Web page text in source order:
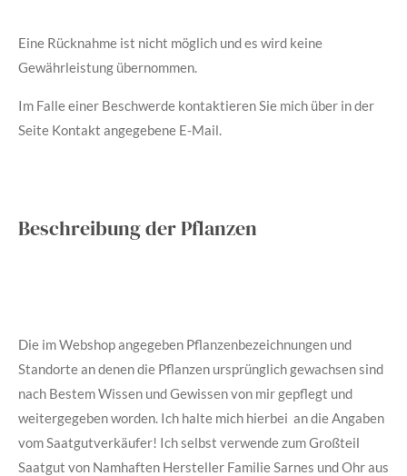
Eine Rücknahme ist nicht möglich und es wird keine
Gewährleistung übernommen.
Im Falle einer Beschwerde kontaktieren Sie mich über in der
Seite Kontakt angegebene E-Mail.
Beschreibung der Pflanzen
Die im Webshop angegeben Pflanzenbezeichnungen und
Standorte an denen die Pflanzen ursprünglich gewachsen sind
nach Bestem Wissen und Gewissen von mir gepflegt und
weitergegeben worden. Ich halte mich hierbei an die Angaben
vom Saatgutverkäufer! Ich selbst verwende zum Großteil
Saatgut von Namhaften Hersteller Familie Sarnes und Ohr aus